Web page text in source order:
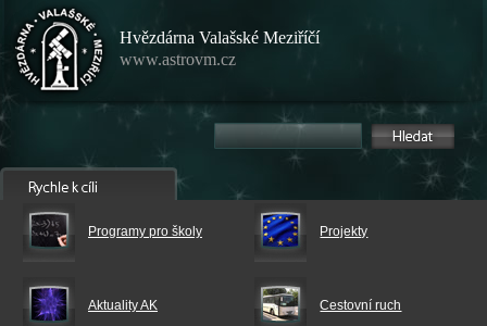
Hvězdárna Valašské Meziříčí
www.astrovm.cz
Programy pro školy Projekty
Aktuality AK Cestovní ruch